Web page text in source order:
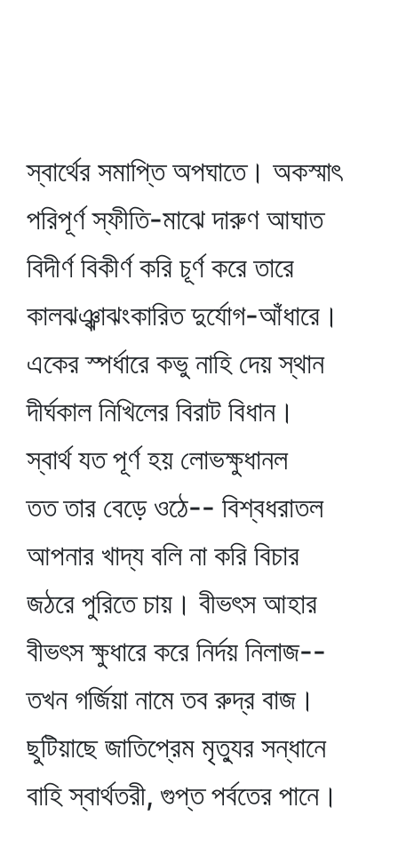
স্বার্থের সমাপ্তি অপঘাতে। অকস্মাৎ
পরিপূর্ণ স্ফীতি-মাঝে দারুণ আঘাত
বিদীর্ণ বিকীর্ণ করি চূর্ণ করে তারে
কালঝঞ্ঝাঝংকারিত দুর্যোগ-আঁধারে।
একের স্পর্ধারে কভু নাহি দেয় স্থান
দীর্ঘকাল নিখিলের বিরাট বিধান।
স্বার্থ যত পূর্ণ হয় লোভক্ষুধানল
তত তার বেড়ে ওঠে-- বিশ্বধরাতল
আপনার খাদ্য বলি না করি বিচার
জঠরে পুরিতে চায়। বীভৎস আহার
বীভৎস ক্ষুধারে করে নির্দয় নিলাজ--
তখন গর্জিয়া নামে তব রুদ্র বাজ।
ছুটিয়াছে জাতিপ্রেম মৃত্যুর সন্ধানে
বাহি স্বার্থতরী, গুপ্ত পর্বতের পানে।